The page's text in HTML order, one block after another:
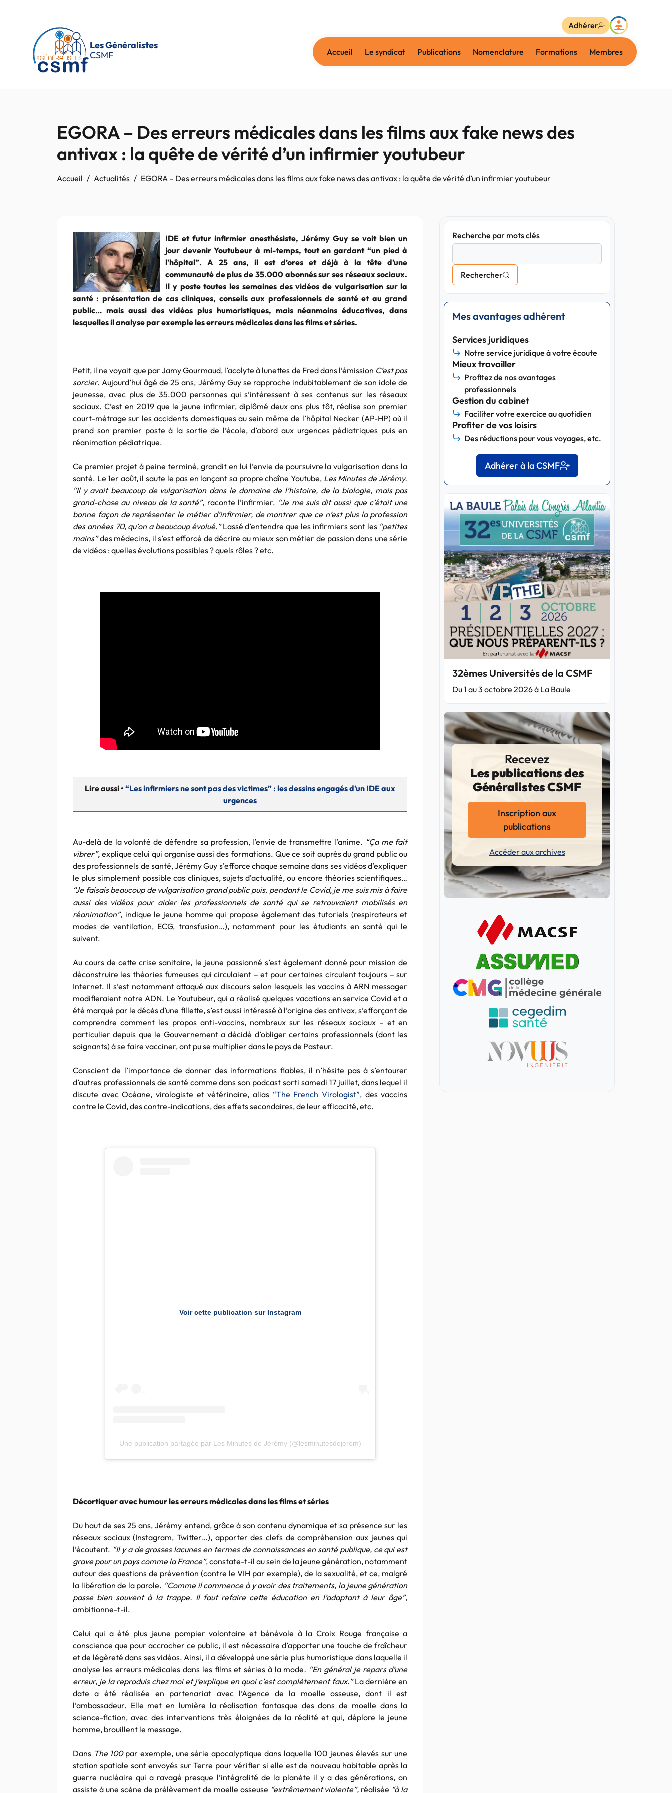
Les Généralistes
CSMF
Accueil Le syndicat Publications Nomenclature Formations Membres
Adhérer
EGORA – Des erreurs médicales dans les films aux fake news des
antivax : la quête de vérité d’un infirmier youtubeur
Accueil Actualités EGORA – Des erreurs médicales dans les films aux fake news des antivax : la quête de vérité d’un infirmier youtubeur
IDE et futur infirmier anesthésiste, Jérémy Guy se voit bien un
jour devenir Youtubeur à mi-temps, tout en gardant “un pied à
l’hôpital”. A 25 ans, il est d’ores et déjà à la tête d’une
communauté de plus de 35.000 abonnés sur ses réseaux sociaux.
Il y poste toutes les semaines des vidéos de vulgarisation sur la
santé : présentation de cas cliniques, conseils aux professionnels de santé et au grand
public… mais aussi des vidéos plus humoristiques, mais néanmoins éducatives, dans
lesquelles il analyse par exemple les erreurs médicales dans les films et séries.
Petit, il ne voyait que par Jamy Gourmaud, l’acolyte à lunettes de Fred dans l’émission C’est pas
sorcier.Aujourd’hui âgé de 25 ans, Jérémy Guy se rapproche indubitablement de son idole de
jeunesse, avec plus de 35.000 personnes qui s’intéressent à ses contenus sur les réseaux
sociaux. C’est en 2019 que le jeune infirmier, diplômé deux ans plus tôt, réalise son premier
court-métrage sur les accidents domestiques au sein même de l’hôpital Necker (AP-HP) où il
prend son premier poste à la sortie de l’école, d’abord aux urgences pédiatriques puis en
réanimation pédiatrique.
Ce premier projet à peine terminé, grandit en lui l’envie de poursuivre la vulgarisation dans la
santé. Le 1er août, il saute le pas en lançant sa propre chaîne Youtube, Les Minutes de Jérémy.
“Il y avait beaucoup de vulgarisation dans le domaine de l’histoire, de la biologie, mais pas
grand-chose au niveau de la santé”, raconte l’infirmier. “Je me suis dit aussi que c’était une
bonne façon de représenter le métier d’infirmier, de montrer que ce n’est plus la profession
des années 70, qu’on a beaucoup évolué.”Lassé d’entendre que les infirmiers sont les “petites
mains”des médecins, il s’est efforcé de décrire au mieux son métier de passion dans une série
de vidéos : quelles évolutions possibles ? quels rôles ? etc.
Lire aussi •“Les infirmiers ne sont pas des victimes” : les dessins engagés d’un IDE aux
urgences
Au-delà de la volonté de défendre sa profession, l’envie de transmettre l’anime. “Ça me fait
vibrer”, explique celui qui organise aussi des formations. Que ce soit auprès du grand public ou
des professionnels de santé, Jérémy Guy s’efforce chaque semaine dans ses vidéos d’expliquer
le plus simplement possible cas cliniques, sujets d’actualité, ou encore théories scientifiques…
“Je faisais beaucoup de vulgarisation grand public puis, pendant le Covid, je me suis mis à faire
aussi des vidéos pour aider les professionnels de santé qui se retrouvaient mobilisés en
réanimation”, indique le jeune homme qui propose également des tutoriels (respirateurs et
modes de ventilation, ECG, transfusion…), notamment pour les étudiants en santé qui le
suivent.
Au cours de cette crise sanitaire, le jeune passionné s’est également donné pour mission de
déconstruire les théories fumeuses qui circulaient – et pour certaines circulent toujours – sur
Internet. Il s’est notamment attaqué aux discours selon lesquels les vaccins à ARN messager
modifieraient notre ADN. Le Youtubeur, qui a réalisé quelques vacations en service Covid et a
été marqué par le décès d’une fillette, s’est aussi intéressé à l’origine des antivax, s’efforçant de
comprendre comment les propos anti-vaccins, nombreux sur les réseaux sociaux – et en
particulier depuis que le Gouvernement a décidé d’obliger certains professionnels (dont les
soignants) à se faire vacciner, ont pu se multiplier dans le pays de Pasteur.
Conscient de l’importance de donner des informations fiables, il n’hésite pas à s’entourer
d’autres professionnels de santé comme dans son podcast sorti samedi 17 juillet, dans lequel il
discute avec Océane, virologiste et vétérinaire, alias “The French Virologist”, des vaccins
contre le Covid, des contre-indications, des effets secondaires, de leur efficacité, etc.
Voir cette publication sur Instagram
Une publication partagée par Les Minutes de Jérémy (@lesminutesdejerem)
Décortiquer avec humour les erreurs médicales dans les films et séries
Du haut de ses 25 ans, Jérémy entend, grâce à son contenu dynamique et sa présence sur les
réseaux sociaux (Instagram, Twitter…), apporter des clefs de compréhension aux jeunes qui
l’écoutent. “Il y a de grosses lacunes en termes de connaissances en santé publique, ce qui est
grave pour un pays comme la France”, constate-t-il au sein de la jeune génération, notamment
autour des questions de prévention (contre le VIH par exemple), de la sexualité, et ce, malgré
la libération de la parole. “Comme il commence à y avoir des traitements, la jeune génération
passe bien souvent à la trappe. Il faut refaire cette éducation en l’adaptant à leur âge”,
ambitionne-t-il.
Celui qui a été plus jeune pompier volontaire et bénévole à la Croix Rouge française a
conscience que pour accrocher ce public, il est nécessaire d’apporter une touche de fraîcheur
et de légèreté dans ses vidéos. Ainsi, il a développé une série plus humoristique dans laquelle il
analyse les erreurs médicales dans les films et séries à la mode. “En général je repars d’une
erreur, je la reproduis chez moi et j’explique en quoi c’est complètement faux.”La dernière en
date a été réalisée en partenariat avec l’Agence de la moelle osseuse, dont il est
l’ambassadeur. Elle met en lumière la réalisation fantasque des dons de moelle dans la
science-fiction, avec des interventions très éloignées de la réalité et qui, déplore le jeune
homme, brouillent le message.
Dans The 100par exemple, une série apocalyptique dans laquelle 100 jeunes élevés sur une
station spatiale sont envoyés sur Terre pour vérifier si elle est de nouveau habitable après la
guerre nucléaire qui a ravagé presque l’intégralité de la planète il y a des générations, on
assiste à une scène de prélèvement de moelle osseuse “extrêmement violente”, réalisée “à la
Recherche par mots clés
Rechercher
Mes avantages adhérent
Services juridiques
Notre service juridique à votre écoute
Mieux travailler
Profitez de nos avantages
professionnels
Gestion du cabinet
Faciliter votre exercice au quotidien
Profiter de vos loisirs
Des réductions pour vous voyages, etc.
Adhérer à la CSMF
32èmes Universités de la CSMF
Du 1 au 3 octobre 2026 à La Baule
Recevez
Les publications des
Généralistes CSMF
Inscription aux
publications
Accéder aux archives